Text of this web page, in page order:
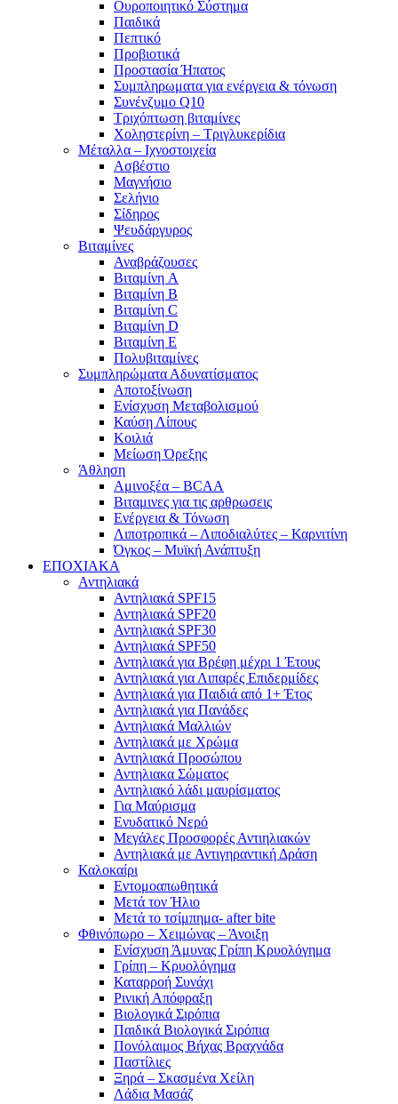
Ουροποιητικό Σύστημα
Παιδικά
Πεπτικό
Προβιοτικά
Προστασία Ήπατος
Συμπληρωματα για ενέργεια & τόνωση
Συνένζυμο Q10
Τριχόπτωση βιταμίνες
Χοληστερίνη – Τριγλυκερίδια
Μέταλλα – Ιχνοστοιχεία
Ασβέστιο
Μαγνήσιο
Σελήνιο
Σίδηρος
Ψευδάργυρος
Βιταμίνες
Αναβράζουσες
Βιταμίνη A
Βιταμίνη B
Βιταμίνη C
Βιταμίνη D
Βιταμίνη E
Πολυβιταμίνες
Συμπληρώματα Αδυνατίσματος
Αποτοξίνωση
Ενίσχυση Μεταβολισμού
Καύση Λίπους
Κοιλιά
Μείωση Όρεξης
Άθληση
Αμινοξέα – BCAA
Βιταμινες για τις αρθρωσεις
Ενέργεια & Τόνωση
Λιποτροπικά – Λιποδιαλύτες – Καρνιτίνη
Όγκος – Μυϊκή Ανάπτυξη
ΕΠΟΧΙΑΚΑ
Αντηλιακά
Αντηλιακά SPF15
Αντηλιακά SPF20
Αντηλιακά SPF30
Αντηλιακά SPF50
Αντηλιακά για Βρέφη μέχρι 1 Έτους
Αντηλιακά για Λιπαρές Επιδερμίδες
Αντηλιακά για Παιδιά από 1+ Έτος
Αντηλιακά για Πανάδες
Αντηλιακά Μαλλιών
Αντηλιακά με Χρώμα
Αντηλιακά Προσώπου
Αντηλιακα Σώματος
Αντηλιακό λάδι μαυρίσματος
Για Μαύρισμα
Ενυδατικό Νερό
Μεγάλες Προσφορές Αντιηλιακών
Αντηλιακά με Αντιγηραντική Δράση
Καλοκαίρι
Εντομοαπωθητικά
Μετά τον Ήλιο
Μετά το τσίμπημα- after bite
Φθινόπωρο – Χειμώνας – Άνοιξη
Ενίσχυση Άμυνας Γρίπη Κρυολόγημα
Γρίπη – Κρυολόγημα
Καταρροή Συνάχι
Ρινική Απόφραξη
Βιολογικά Σιρόπια
Παιδικά Βιολογικά Σιρόπια
Πονόλαιμος Βήχας Βραχνάδα
Παστίλιες
Ξηρά – Σκασμένα Χείλη
Λάδια Μασάζ